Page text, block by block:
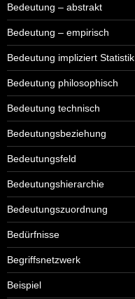
Bedeutung – abstrakt
Bedeutung – empirisch
Bedeutung impliziert Statistik
Bedeutung philosophisch
Bedeutung technisch
Bedeutungsbeziehung
Bedeutungsfeld
Bedeutungshierarchie
Bedeutungszuordnung
Bedürfnisse
Begriffsnetzwerk
Beispiel